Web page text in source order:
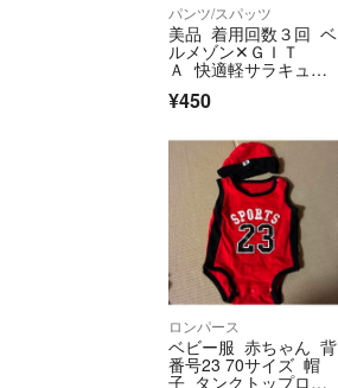
パンツ/スパッツ
美品 着用回数３回 ベ
ルメゾン✕ＧＩＴ
Ａ 快適軽サラキュロ
ット サイズ１１０cm
¥450
ロンパース
ベビー服 赤ちゃん 背
番号23 70サイズ 帽
子 タンクトップロン